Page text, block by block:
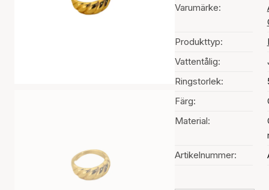
Varumärke:
Produkttyp:
Vattentålig:
Ringstorlek:
Färg:
Material:
Artikelnummer: